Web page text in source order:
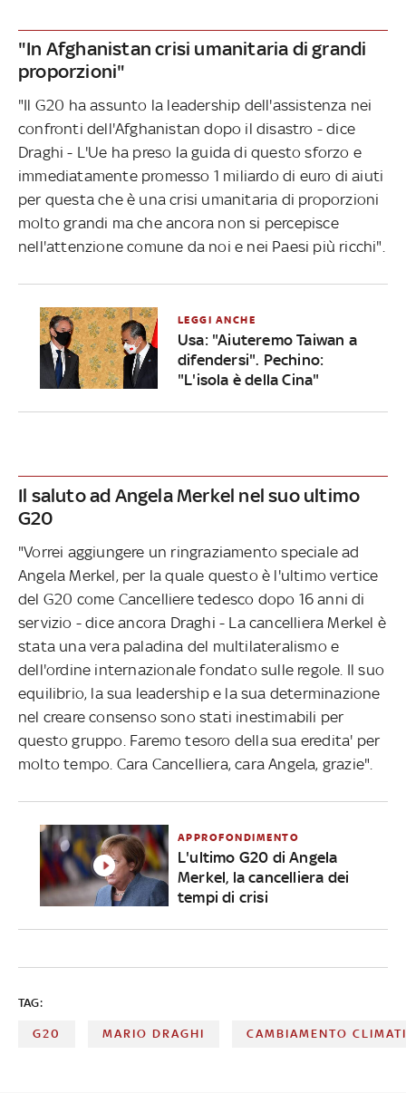
"In Afghanistan crisi umanitaria di grandi
proporzioni"
"Il G20 ha assunto la leadership dell'assistenza nei
confronti dell'Afghanistan dopo il disastro - dice
Draghi - L'Ue ha preso la guida di questo sforzo e
immediatamente promesso 1 miliardo di euro di aiuti
per questa che è una crisi umanitaria di proporzioni
molto grandi ma che ancora non si percepisce
nell'attenzione comune da noi e nei Paesi più ricchi".
LEGGI ANCHE
Usa: "Aiuteremo Taiwan a
difendersi". Pechino:
"L'isola è della Cina"
Il saluto ad Angela Merkel nel suo ultimo
G20
"Vorrei aggiungere un ringraziamento speciale ad
Angela Merkel, per la quale questo è l'ultimo vertice
del G20 come Cancelliere tedesco dopo 16 anni di
servizio - dice ancora Draghi - La cancelliera Merkel è
stata una vera paladina del multilateralismo e
dell'ordine internazionale fondato sulle regole. Il suo
equilibrio, la sua leadership e la sua determinazione
nel creare consenso sono stati inestimabili per
questo gruppo. Faremo tesoro della sua eredita' per
molto tempo. Cara Cancelliera, cara Angela, grazie".
APPROFONDIMENTO
L'ultimo G20 di Angela
Merkel, la cancelliera dei
tempi di crisi
TAG:
G20 MARIO DRAGHI CAMBIAMENTO